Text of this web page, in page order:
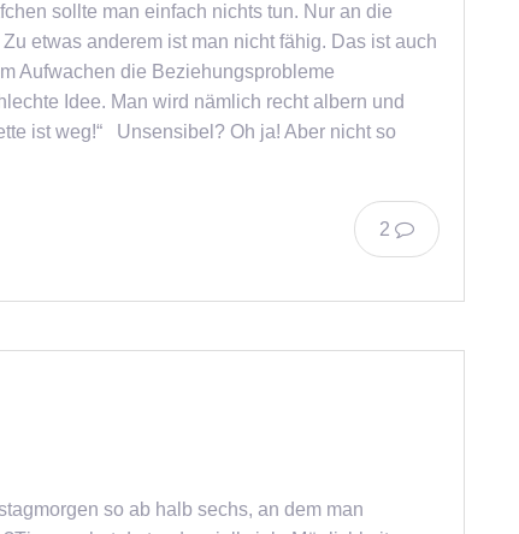
sollte man einfach nichts tun. Nur an die
etwas anderem ist man nicht fähig. Das ist auch
Aufwachen die Beziehungsprobleme
Idee. Man wird nämlich recht albern und
ist weg!“ Unsensibel? Oh ja! Aber nicht so
2
so ab halb sechs, an dem man